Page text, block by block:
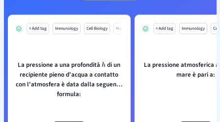
+ Add tag Immunology Cell Biology Mo
La pressione a una profondità h di un
recipiente pieno d'acqua a contatto
con l'atmosfera è data dalla seguente
formula:
+ Add tag Immunology
La pressione atmosferica
mare è pari a: